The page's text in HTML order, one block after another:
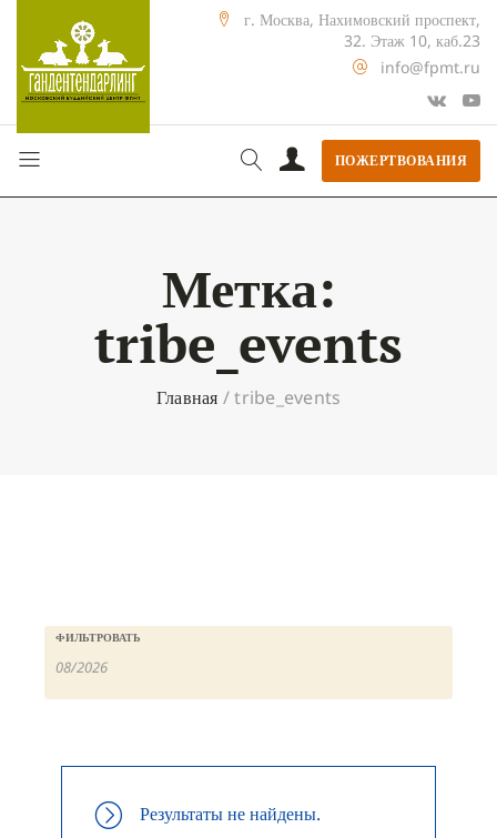
г. Москва, Нахимовский проспект,
32. Этаж 10, каб.23
info@fpmt.ru
ПОЖЕРТВОВАНИЯ
Метка:
tribe_events
Главная /tribe_events
ФИЛЬТРОВАТЬ
Результаты не найдены.